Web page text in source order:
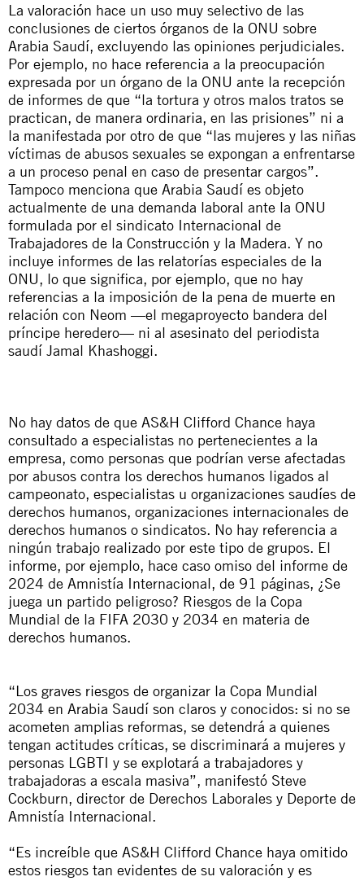
La valoración hace un uso muy selectivo de las
conclusiones de ciertos órganos de la ONU sobre
Arabia Saudí, excluyendo las opiniones perjudiciales.
Por ejemplo, no hace referencia a la preocupación
expresada por un órgano de la ONU ante la recepción
de informes de que “la tortura y otros malos tratos se
practican, de manera ordinaria, en las prisiones” ni a
la manifestada por otro de que “las mujeres y las niñas
víctimas de abusos sexuales se expongan a enfrentarse
a un proceso penal en caso de presentar cargos”.
Tampoco menciona que Arabia Saudí es objeto
actualmente de una demanda laboral ante la ONU
formulada por el sindicato Internacional de
Trabajadores de la Construcción y la Madera. Y no
incluye informes de las relatorías especiales de la
ONU, lo que significa, por ejemplo, que no hay
referencias a la imposición de la pena de muerte en
relación con Neom —el megaproyecto bandera del
príncipe heredero— ni al asesinato del periodista
saudí Jamal Khashoggi.
No hay datos de que AS&H Clifford Chance haya
consultado a especialistas no pertenecientes a la
empresa, como personas que podrían verse afectadas
por abusos contra los derechos humanos ligados al
campeonato, especialistas u organizaciones saudíes de
derechos humanos, organizaciones internacionales de
derechos humanos o sindicatos. No hay referencia a
ningún trabajo realizado por este tipo de grupos. El
informe, por ejemplo, hace caso omiso del informe de
2024 de Amnistía Internacional, de 91 páginas, ¿Se
juega un partido peligroso? Riesgos de la Copa
Mundial de la FIFA 2030 y 2034 en materia de
derechos humanos.
“Los graves riesgos de organizar la Copa Mundial
2034 en Arabia Saudí son claros y conocidos: si no se
acometen amplias reformas, se detendrá a quienes
tengan actitudes críticas, se discriminará a mujeres y
personas LGBTI y se explotará a trabajadores y
trabajadoras a escala masiva”, manifestó Steve
Cockburn, director de Derechos Laborales y Deporte de
Amnistía Internacional.
“Es increíble que AS&H Clifford Chance haya omitido
estos riesgos tan evidentes de su valoración y es